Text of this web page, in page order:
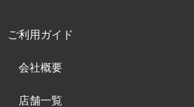
ご利用ガイド
会社概要
店舗一覧